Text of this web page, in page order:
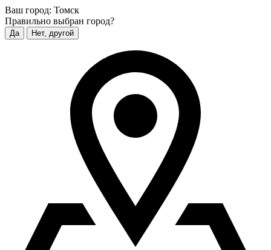
Ваш город: Томск
Правильно выбран город?
Да Нет, другой